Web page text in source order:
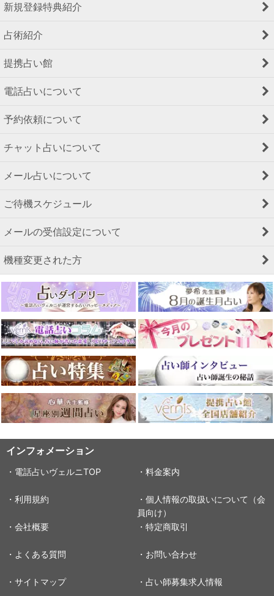
新規登録特典紹介
占術紹介
提携占い館
電話占いについて
予約依頼について
チャット占いについて
メール占いについて
ご待機スケジュール
メールの受信設定について
機種変更された方
インフォメーション
・電話占いヴェルニTOP ・料金案内
・利用規約
・個人情報の取扱いについて（会
員向け）
・会社概要
・特定商取引
・よくある質問 ・お問い合わせ
・サイトマップ ・占い師募集求人情報